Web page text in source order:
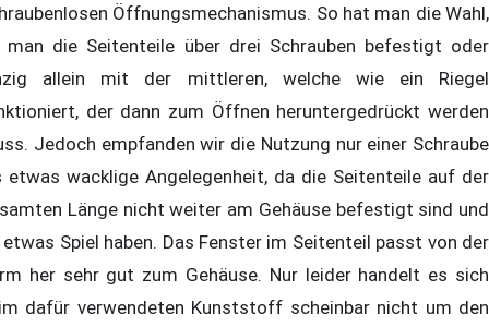
Öffnungsmechanismus. So hat man die Wahl,
man die Seitenteile über drei Schrauben befestigt oder
allein mit der mittleren, welche wie ein Riegel
der dann zum Öffnen heruntergedrückt werden
Jedoch empfanden wir die Nutzung nur einer Schraube
etwas wacklige Angelegenheit, da die Seitenteile auf der
Länge nicht weiter am Gehäuse befestigt sind und
Spiel haben. Das Fenster im Seitenteil passt von der
her sehr gut zum Gehäuse. Nur leider handelt es sich
dafür verwendeten Kunststoff scheinbar nicht um den